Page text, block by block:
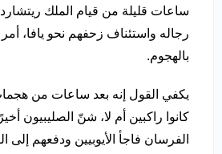
ساعات قليلة من قيام الملك
رجاله واستئناف زحفهم نحو يافا،
بالهجوم.
يكفي القول إنه بعد ساعات من
كانوا راكبين أم لا، شنّ الصليبيون
الفرسان فاجأ الأيوبيين ودفعهم إلى